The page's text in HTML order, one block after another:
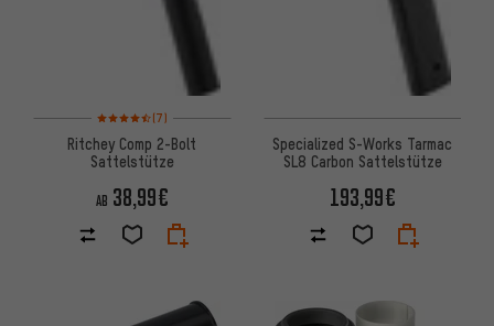
Bewertungen: 4,5 von 5 basierend auf 7 Bewertungen
(7)
Ritchey Comp 2-Bolt
Sattelstütze
AB 38,99€
Specialized S-Works Tarmac
SL8 Carbon Sattelstütze
193,99€